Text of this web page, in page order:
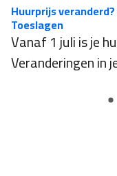
Huurprijs
Toeslagen
Vanaf 1 juli is je
Veranderingen in